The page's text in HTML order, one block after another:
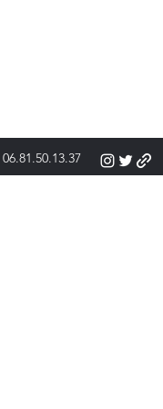
06.81.50.13.37